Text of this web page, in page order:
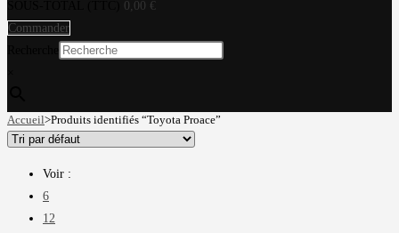
0,00 €
Commander
Accueil>Produits identifiés “Toyota Proace”
Voir :
6
12